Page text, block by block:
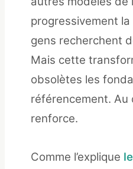
progressivement
gens recherchent
Mais cette
obsolètes les
référencement. Au
renforce.
Comme l’explique